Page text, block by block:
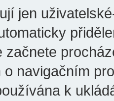
jen
začnete
navigačním
k